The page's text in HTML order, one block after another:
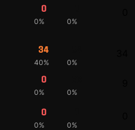
0
0% 0%
34
40% 0%
0
0% 0%
0
0% 0%